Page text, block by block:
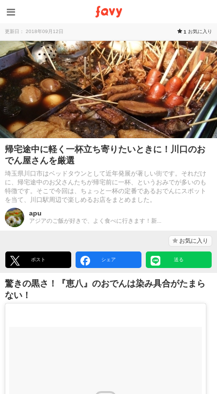
更新日： 2018年09月12日 1 お気に入り
帰宅途中に軽く一杯立ち寄りたいときに！川口のお
でん屋さんを厳選
埼玉県川口市はベッドタウンとして近年発展が著しい街です。それだけ
に、帰宅途中のお父さんたちが帰宅前に一杯、というおみでが多いのも
特徴です。そこで今回は、ちょっと一杯の定番であるおでんにスポット
を当て、川口駅周辺で楽しめるお店をまとめました。
apu
アジアのご飯が好きで、よく食べに行きます！新...
お気に入り
ポスト シェア 送る
驚きの黒さ！『恵八』のおでんは染み具合がたまら
ない！